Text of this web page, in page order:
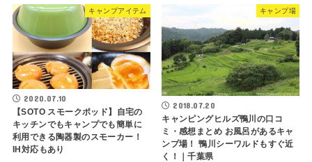
キャンプアイテム
2020.07.10
【SOTO スモークポッド】自宅の
キッチンでもキャンプでも簡単に
利用できる陶器製のスモーカー！
IH対応もあり
キャンプ場
2018.07.20
キャンピングヒルズ鴨川の口コ
ミ・感想まとめ お風呂があるキャ
ンプ場！ 鴨川シーワルドもすぐ近
く！｜千葉県